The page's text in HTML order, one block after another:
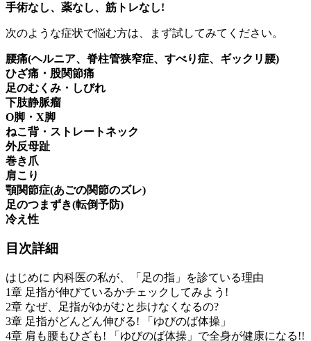
手術なし、薬なし、筋トレなし!
次のような症状で悩む方は、まず試してみてください。
腰痛(ヘルニア、脊柱管狭窄症、すべり症、ギックリ腰)
ひざ痛・股関節痛
足のむくみ・しびれ
下肢静脈瘤
O脚・X脚
ねこ背・ストレートネック
外反母趾
巻き爪
肩こり
顎関節症(あごの関節のズレ)
足のつまずき(転倒予防)
冷え性
目次詳細
はじめに 内科医の私が、「足の指」を診ている理由
1章 足指が伸びているかチェックしてみよう!
2章 なぜ、足指がゆがむと歩けなくなるの?
3章 足指がどんどん伸びる! 「ゆびのば体操」
4章 肩も腰もひざも! 「ゆびのば体操」で全身が健康になる!!